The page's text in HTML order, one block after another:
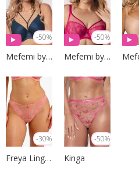
-50%
Mefemi by Nipplex
-50%
Mefemi by Nipplex
-30%
Freya Lingerie
-50%
Kinga